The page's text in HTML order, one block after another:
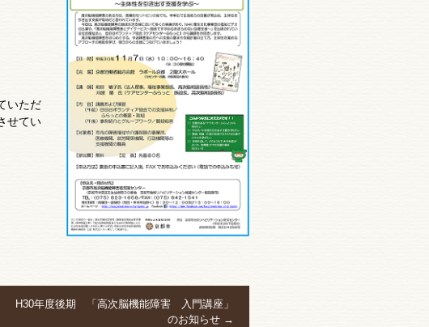
いただ
せてい
H30年度後期 「高次脳機能障害 入門講座」
のお知らせ →